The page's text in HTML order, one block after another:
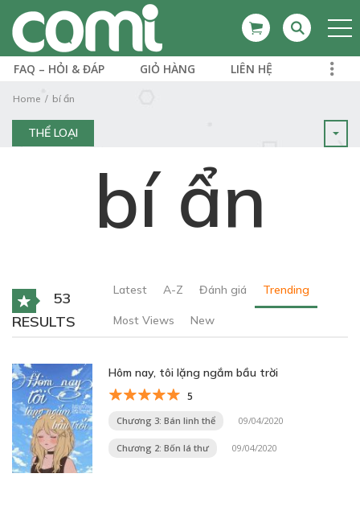
FAQ – HỎI & ĐÁP GIỎ HÀNG LIÊN HỆ
Home bí ẩn
THỂ LOẠI
bí ẩn
53
RESULTS
Latest A-Z Đánh giá Trending
Most Views New
Hôm nay, tôi lặng ngắm bầu trời
5
Chương 3: Bán linh thể 09/04/2020
Chương 2: Bốn lá thư 09/04/2020